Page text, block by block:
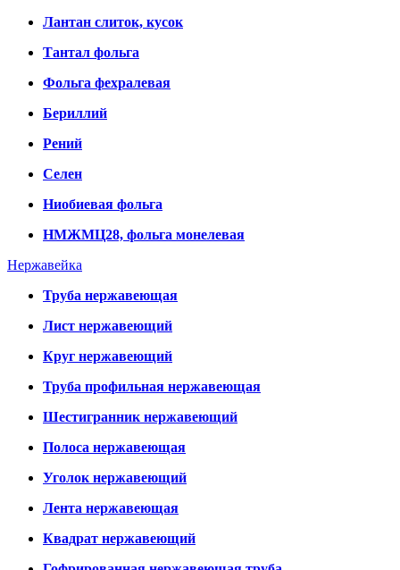
Лантан слиток, кусок
Тантал фольга
Фольга фехралевая
Бериллий
Рений
Селен
Ниобиевая фольга
НМЖМЦ28, фольга монелевая
Нержавейка
Труба нержавеющая
Лист нержавеющий
Круг нержавеющий
Труба профильная нержавеющая
Шестигранник нержавеющий
Полоса нержавеющая
Уголок нержавеющий
Лента нержавеющая
Квадрат нержавеющий